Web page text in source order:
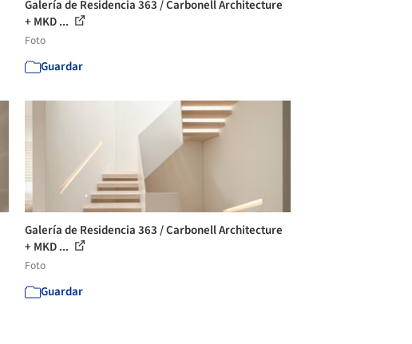
Galería de Residencia 363 / Carbonell Architecture
+ MKD ...
Foto
Guardar
Galería de Residencia 363 / Carbonell Architecture
+ MKD ...
Foto
Guardar